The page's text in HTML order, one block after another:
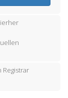
Registrar